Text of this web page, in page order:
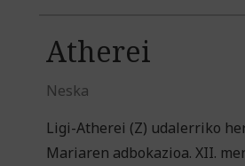
Atherei
Neska
Ligi-Atherei (Z) udalerriko
Mariaren adbokazioa. XII.